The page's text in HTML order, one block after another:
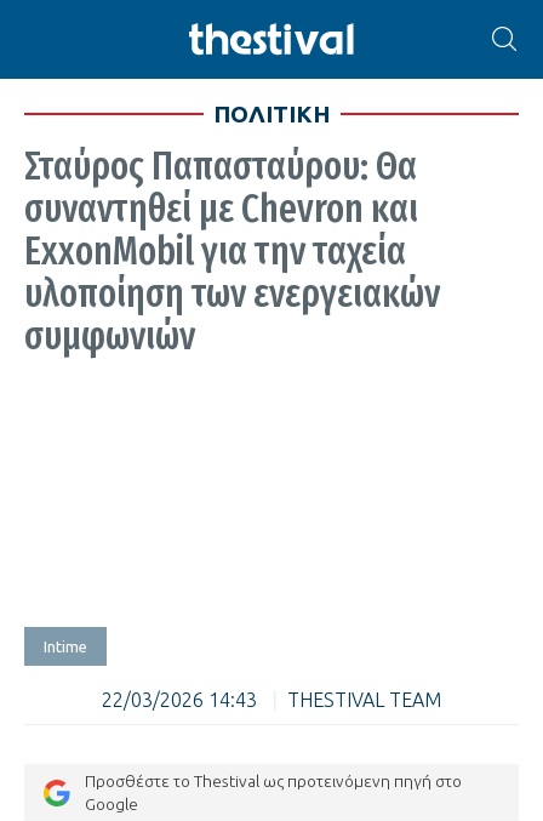
ΠΟΛΙΤΙΚΗ
Σταύρος Παπασταύρου: Θα
συναντηθεί με Chevron και
ExxonMobil για την ταχεία
υλοποίηση των ενεργειακών
συμφωνιών
Intime
22/03/2026 14:43 THESTIVAL TEAM
Προσθέστε το Thestival ως προτεινόμενη πηγή στο
Google